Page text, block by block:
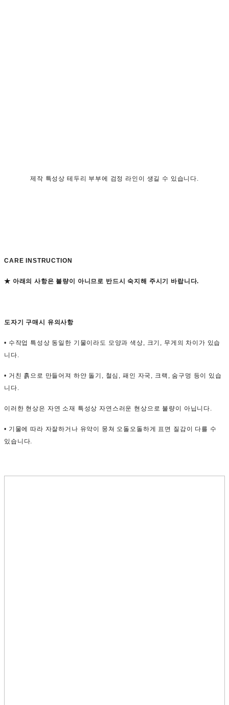
제작 특성상 테두리 부부에 검정 라인이 생길 수 있습니다.
CARE INSTRUCTION
★ 아래의 사항은 불량이 아니므로 반드시 숙지해 주시기 바랍니다.
도자기 구매시 유의사항
• 수작업 특성상 동일한 기물이라도 모양과 색상, 크기, 무게의 차이가 있습
니다.
• 거친 흙으로 만들어져 하얀 돌기, 철심, 패인 자국, 크랙, 숨구멍 등이 있습
니다.
이러한 현상은 자연 소재 특성상 자연스러운 현상으로 불량이 아닙니다.
• 기물에 따라 자잘하거나 유약이 뭉쳐 오돌오돌하게 표면 질감이 다를 수
있습니다.